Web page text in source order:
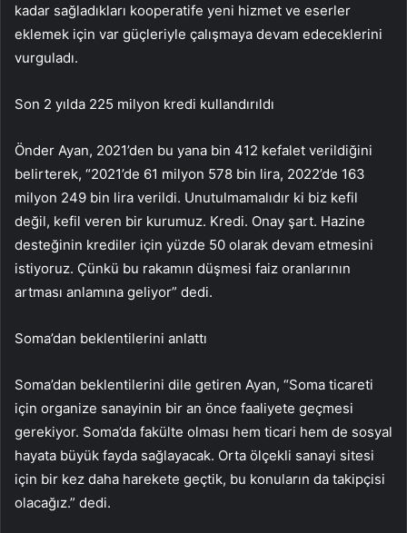
kadar sağladıkları kooperatife yeni hizmet ve eserler
eklemek için var güçleriyle çalışmaya devam edeceklerini
vurguladı.
Son 2 yılda 225 milyon kredi kullandırıldı
Önder Ayan, 2021’den bu yana bin 412 kefalet verildiğini
belirterek, “2021’de 61 milyon 578 bin lira, 2022’de 163
milyon 249 bin lira verildi. Unutulmamalıdır ki biz kefil
değil, kefil veren bir kurumuz. Kredi. Onay şart. Hazine
desteğinin krediler için yüzde 50 olarak devam etmesini
istiyoruz. Çünkü bu rakamın düşmesi faiz oranlarının
artması anlamına geliyor” dedi.
Soma’dan beklentilerini anlattı
Soma’dan beklentilerini dile getiren Ayan, “Soma ticareti
için organize sanayinin bir an önce faaliyete geçmesi
gerekiyor. Soma’da fakülte olması hem ticari hem de sosyal
hayata büyük fayda sağlayacak. Orta ölçekli sanayi sitesi
için bir kez daha harekete geçtik, bu konuların da takipçisi
olacağız.” dedi.